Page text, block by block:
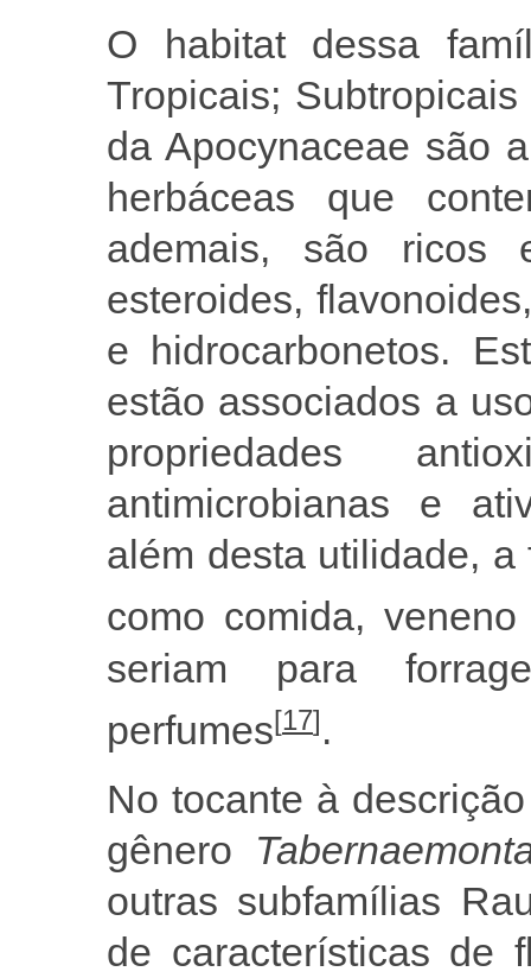
O habitat dessa
Tropicais;
da Apocynaceae são
herbáceas que
ademais, são ricos
esteroides,
e hidrocarbonetos.
estão associados a
propriedades
antimicrobianas e
além desta utilidade,
como comida,
seriam para
perfumes[17].
No tocante à
gênero
outras subfamílias
de características de